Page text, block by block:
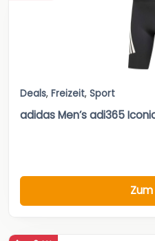
Deals, Freizeit, Sport
adidas Men’s adi365